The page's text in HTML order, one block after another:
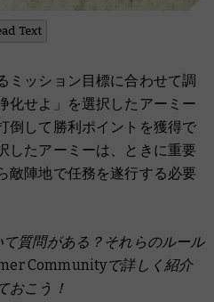
Text
ミッション目標に合わせて調
化せよ」を選択したアーミー
倒して勝利ポイントを獲得で
したアーミーは、ときに重要
敵陣地で任務を遂行する必要
質問がある？それらのルール
Communityで詳しく紹介
おこう！